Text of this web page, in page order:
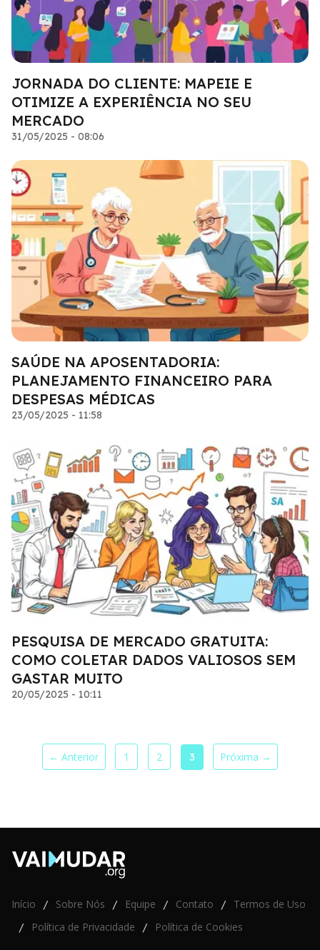
JORNADA DO CLIENTE: MAPEIE E
OTIMIZE A EXPERIÊNCIA NO SEU
MERCADO
31/05/2025 - 08:06
SAÚDE NA APOSENTADORIA:
PLANEJAMENTO FINANCEIRO PARA
DESPESAS MÉDICAS
23/05/2025 - 11:58
PESQUISA DE MERCADO GRATUITA:
COMO COLETAR DADOS VALIOSOS SEM
GASTAR MUITO
20/05/2025 - 10:11
← Anterior 1 2 3 Próxima →
Início / Sobre Nós / Equipe / Contato / Termos de Uso
/ Política de Privacidade / Política de Cookies